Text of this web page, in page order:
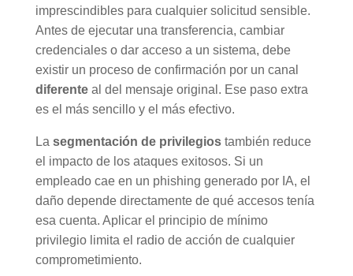
imprescindibles para cualquier solicitud sensible.
Antes de ejecutar una transferencia, cambiar
credenciales o dar acceso a un sistema, debe
existir un proceso de confirmación por un canal
diferenteal del mensaje original. Ese paso extra
es el más sencillo y el más efectivo.
La segmentación de privilegiostambién reduce
el impacto de los ataques exitosos. Si un
empleado cae en un phishing generado por IA, el
daño depende directamente de qué accesos tenía
esa cuenta. Aplicar el principio de mínimo
privilegio limita el radio de acción de cualquier
comprometimiento.